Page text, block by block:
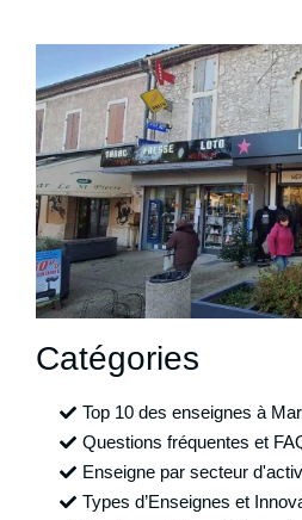
Catégories
Top 10 des enseignes à
Questions fréquentes et
Enseigne par secteur
Types d’Enseignes et